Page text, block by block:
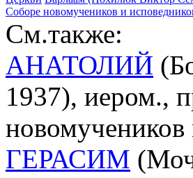
Соборе новомучеников и
См.также:
АНАТОЛИЙ
1937), иером.,
новомучеников
ГЕРАСИМ